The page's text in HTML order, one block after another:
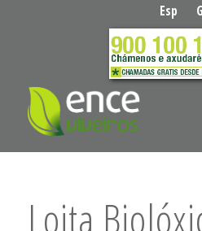
Esp
Loita